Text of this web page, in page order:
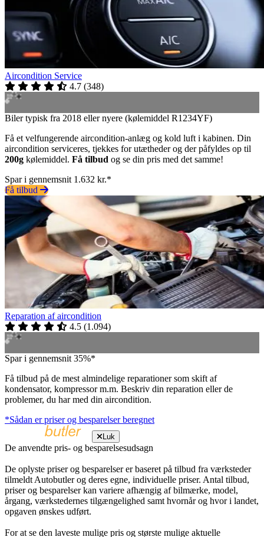
Aircondition Service
4.7 (348)
Biler typisk fra 2018 eller nyere (kølemiddel R1234YF)
Få et velfungerende aircondition-anlæg og kold luft i kabinen. Din
aircondition serviceres, tjekkes for utætheder og der påfyldes op til
200g kølemiddel. Få tilbud og se din pris med det samme!
Spar i gennemsnit 1.632 kr.*
Få tilbud
Reparation af aircondition
4.5 (1.094)
Spar i gennemsnit 35%*
Få tilbud på de mest almindelige reparationer som skift af
kondensator, kompressor m.m. Beskriv din reparation eller de
problemer, du har med din aircondition.
*Sådan er priser og besparelser beregnet
Luk
De anvendte pris- og besparelsesudsagn
De oplyste priser og besparelser er baseret på tilbud fra værksteder
tilmeldt Autobutler og deres egne, individuelle priser. Antal tilbud,
priser og besparelser kan variere afhængig af bilmærke, model,
årgang, værkstedernes tilgængelighed samt hvornår og hvor i landet,
opgaven ønskes udført.
For at se den laveste mulige pris og største mulige aktuelle